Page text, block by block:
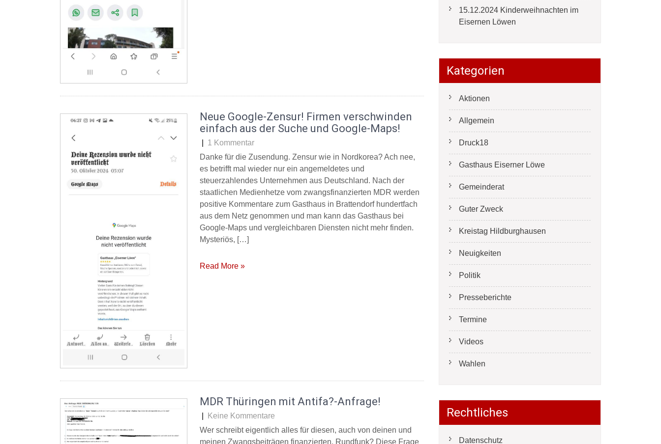
Neue Google-Zensur! Firmen verschwinden
einfach aus der Suche und Google-Maps!
1 Kommentar
Danke für die Zusendung. Zensur wie in Nordkorea? Ach nee,
es betrifft mal wieder nur ein angemeldetes und
steuerzahlendes Unternehmen aus Deutschland. Nach der
staatlichen Medienhetze vom zwangsfinanzierten MDR werden
positive Kommentare zum Gasthaus in Brattendorf hundertfach
aus dem Netz genommen und man kann das Gasthaus bei
Google-Maps und vergleichbaren Diensten nicht mehr finden.
Mysteriös, […]
Read More »
MDR Thüringen mit Antifa?-Anfrage!
Keine Kommentare
Wer schreibt eigentlich alles für diesen, auch von deinen und
meinen Zwangsbeiträgen finanzierten, Rundfunk? Diese Frage
15.12.2024 Kinderweihnachten im
Eisernen Löwen
Kategorien
Aktionen
Allgemein
Druck18
Gasthaus Eiserner Löwe
Gemeinderat
Guter Zweck
Kreistag Hildburghausen
Neuigkeiten
Politik
Presseberichte
Termine
Videos
Wahlen
Rechtliches
Datenschutz